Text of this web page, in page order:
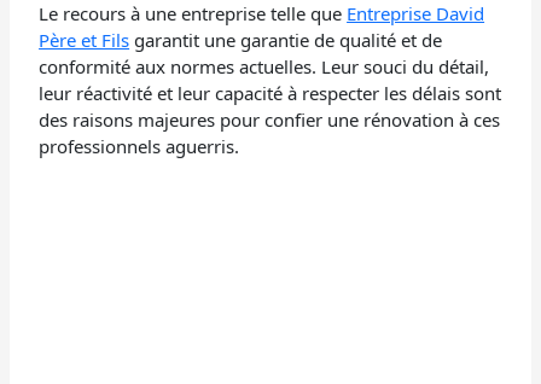
Le recours à une entreprise telle que Entreprise David
Père et Fils garantit une garantie de qualité et de
conformité aux normes actuelles. Leur souci du détail,
leur réactivité et leur capacité à respecter les délais sont
des raisons majeures pour confier une rénovation à ces
professionnels aguerris.